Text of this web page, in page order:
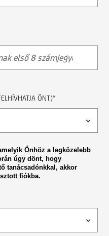
ÖNT)*
Önhöz a legközelebb
úgy dönt, hogy
tanácsadónkkal, akkor
fiókba.